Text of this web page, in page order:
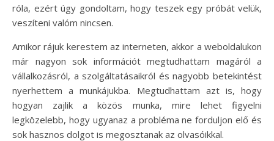
róla, ezért úgy gondoltam, hogy teszek egy próbát velük,
veszíteni valóm nincsen.
Amikor rájuk kerestem az interneten, akkor a weboldalukon
már nagyon sok információt megtudhattam magáról a
vállalkozásról, a szolgáltatásaikról és nagyobb betekintést
nyerhettem a munkájukba. Megtudhattam azt is, hogy
hogyan zajlik a közös munka, mire lehet figyelni
legközelebb, hogy ugyanaz a probléma ne forduljon elő és
sok hasznos dolgot is megosztanak az olvasóikkal.